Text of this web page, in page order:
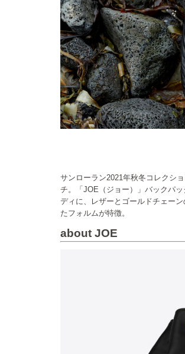
ン
サンローラン2021年秋冬コレクシ
チ。「JOE（ジョー）」バックパ
ディに、レザーとゴールドチェー
たフォルムが特徴。
about JOE